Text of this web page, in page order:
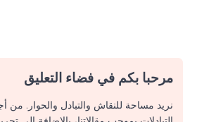
مرحبا بكم في فضاء التعليق
نريد مساحة للنقاش والتبادل والحوار.